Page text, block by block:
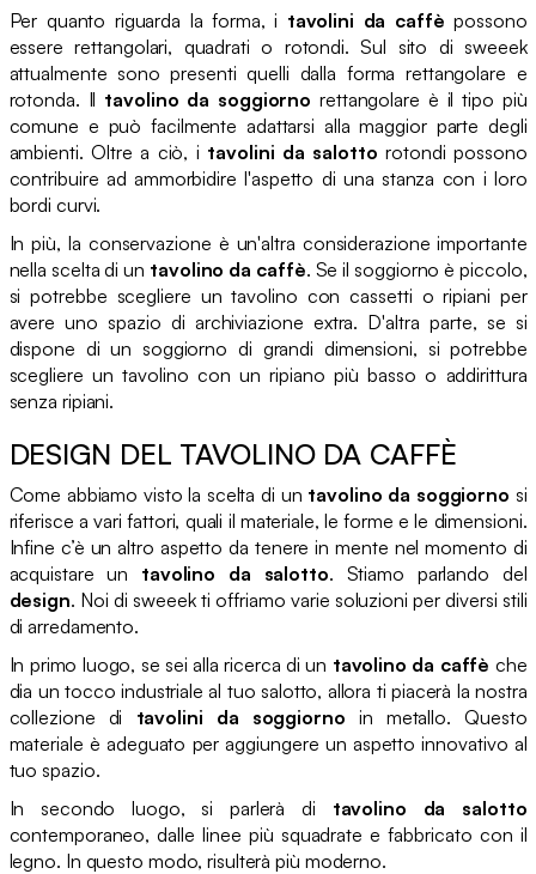
Per quanto riguarda la forma, i tavolini da caffè possono
essere rettangolari, quadrati o rotondi. Sul sito di sweeek
attualmente sono presenti quelli dalla forma rettangolare e
rotonda. Il tavolino da soggiorno rettangolare è il tipo più
comune e può facilmente adattarsi alla maggior parte degli
ambienti. Oltre a ciò, i tavolini da salotto rotondi possono
contribuire ad ammorbidire l'aspetto di una stanza con i loro
bordi curvi.
In più, la conservazione è un'altra considerazione importante
nella scelta di un tavolino da caffè. Se il soggiorno è piccolo,
si potrebbe scegliere un tavolino con cassetti o ripiani per
avere uno spazio di archiviazione extra. D'altra parte, se si
dispone di un soggiorno di grandi dimensioni, si potrebbe
scegliere un tavolino con un ripiano più basso o addirittura
senza ripiani.
DESIGN DEL TAVOLINO DA CAFFÈ
Come abbiamo visto la scelta di un tavolino da soggiorno si
riferisce a vari fattori, quali il materiale, le forme e le dimensioni.
Infine c’è un altro aspetto da tenere in mente nel momento di
acquistare un tavolino da salotto. Stiamo parlando del
design. Noi di sweeek ti offriamo varie soluzioni per diversi stili
di arredamento.
In primo luogo, se sei alla ricerca di un tavolino da caffè che
dia un tocco industriale al tuo salotto, allora ti piacerà la nostra
collezione di tavolini da soggiorno in metallo. Questo
materiale è adeguato per aggiungere un aspetto innovativo al
tuo spazio.
In secondo luogo, si parlerà di tavolino da salotto
contemporaneo, dalle linee più squadrate e fabbricato con il
legno. In questo modo, risulterà più moderno.